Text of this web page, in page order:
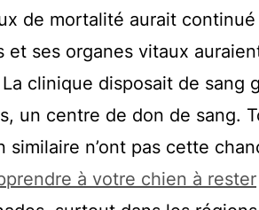
de mortalité aurait continué
et ses organes vitaux
clinique disposait de sang
un centre de don de sang.
n’ont pas cette
à votre chien à rester